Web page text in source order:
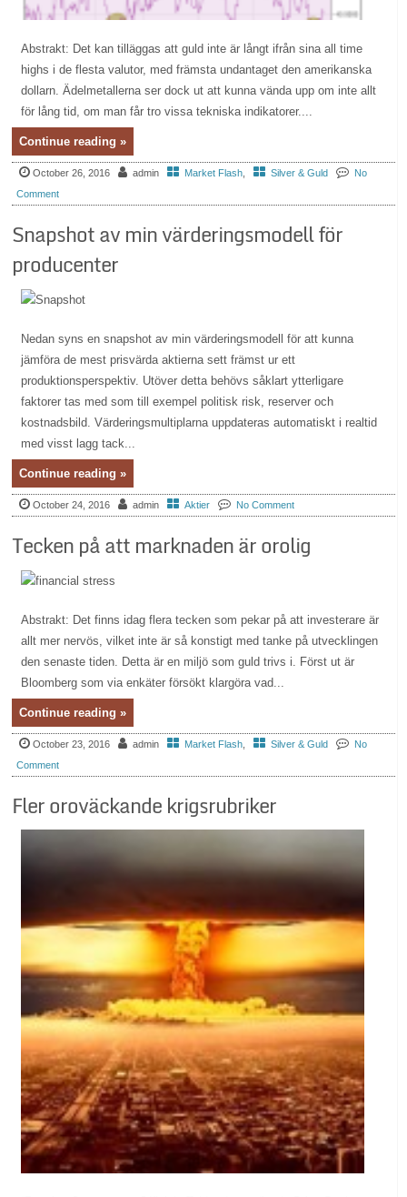
Abstrakt: Det kan tilläggas att guld inte är långt ifrån sina all time
highs i de flesta valutor, med främsta undantaget den amerikanska
dollarn. Ädelmetallerna ser dock ut att kunna vända upp om inte allt
för lång tid, om man får tro vissa tekniska indikatorer....
Continue reading »
October 26, 2016 admin Market Flash Silver & Guld
No
Comment
Snapshot av min värderingsmodell för
producenter
Nedan syns en snapshot av min värderingsmodell för att kunna
jämföra de mest prisvärda aktierna sett främst ur ett
produktionsperspektiv. Utöver detta behövs såklart ytterligare
faktorer tas med som till exempel politisk risk, reserver och
kostnadsbild. Värderingsmultiplarna uppdateras automatiskt i realtid
med visst lagg tack...
Continue reading »
October 24, 2016 admin Aktier No Comment
Tecken på att marknaden är orolig
Abstrakt: Det finns idag flera tecken som pekar på att investerare är
allt mer nervös, vilket inte är så konstigt med tanke på utvecklingen
den senaste tiden. Detta är en miljö som guld trivs i. Först ut är
Bloomberg som via enkäter försökt klargöra vad...
Continue reading »
October 23, 2016 admin Market Flash Silver & Guld
No
Comment
Fler oroväckande krigsrubriker